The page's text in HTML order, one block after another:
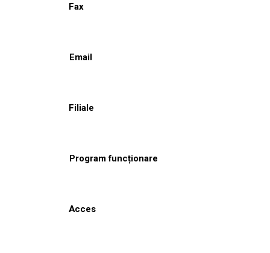
Fax
Email
Filiale
Program funcționare
Acces